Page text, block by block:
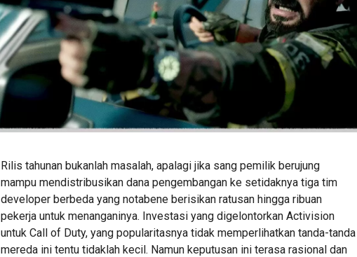
Rilis tahunan bukanlah masalah, apalagi jika sang pemilik berujung
mampu mendistribusikan dana pengembangan ke setidaknya tiga tim
developer berbeda yang notabene berisikan ratusan hingga ribuan
pekerja untuk menanganinya. Investasi yang digelontorkan Activision
untuk Call of Duty, yang popularitasnya tidak memperlihatkan tanda-tanda
mereda ini tentu tidaklah kecil. Namun keputusan ini terasa rasional dan